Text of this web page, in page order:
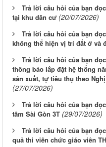
Trả lời câu hỏi của bạn
tại khu dân cư (20/07/2026)
Trả lời câu hỏi của bạn
không thể hiện vị trí đất ở và
Trả lời câu hỏi của bạn
thông báo lắp đặt hệ thống
sản xuất, tự tiêu thụ theo
(27/07/2026)
Trả lời câu hỏi của bạn
tâm Sài Gòn 3T (29/07/2026)
Trả lời câu hỏi của bạn
quả thi viên chức giáo viên